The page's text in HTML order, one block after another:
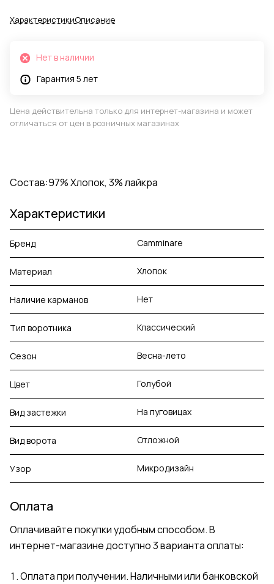
ХарактеристикиОписание
Нет в наличии
Гарантия 5 лет
Цена действительна только для интернет-магазина и может
отличаться от цен в розничных магазинах
Состав:97% Хлопок, 3% лайкра
Характеристики
Бренд Camminare
Материал Хлопок
Наличие карманов Нет
Тип воротника Классический
Сезон Весна-лето
Цвет Голубой
Вид застежки На пуговицах
Вид ворота Отложной
Узор Микродизайн
Оплата
Оплачивайте покупки удобным способом. В
интернет-магазине доступно 3 варианта оплаты:
Оплата при получении. Наличными или банковской